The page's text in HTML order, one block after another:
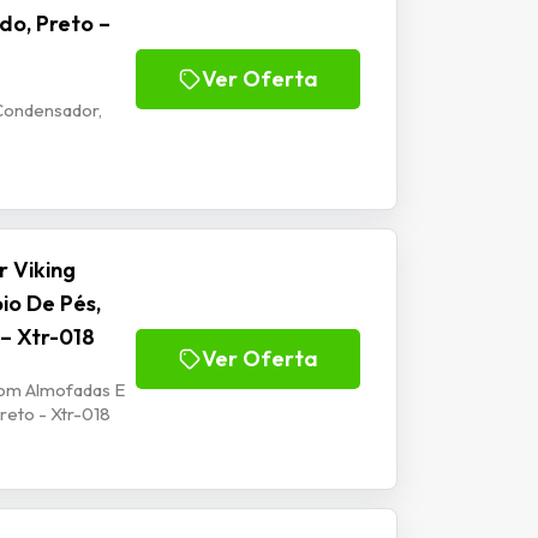
Preto –
Ver Oferta
Viking
De Pés,
Xtr-018
Almofadas E
- Xtr-018
Ver Oferta